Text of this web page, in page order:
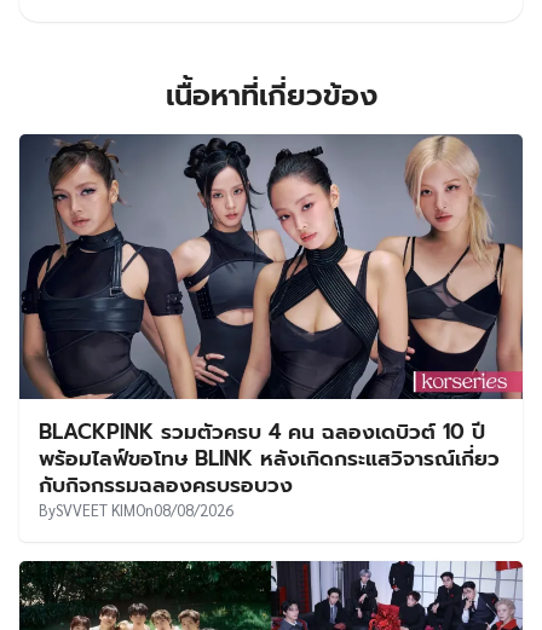
เนื้อหาที่เกี่ยวข้อง
BLACKPINK รวมตัวครบ 4 คน ฉลองเดบิวต์ 10 ปี
พร้อมไลฟ์ขอโทษ BLINK หลังเกิดกระแสวิจารณ์เกี่ยว
กับกิจกรรมฉลองครบรอบวง
BySVVEET KIMOn08/08/2026